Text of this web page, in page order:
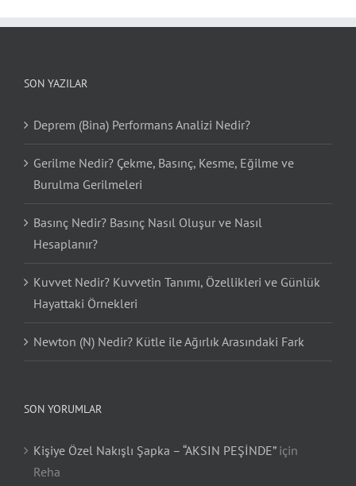
SON YAZILAR
Deprem (Bina) Performans Analizi Nedir?
Gerilme Nedir? Çekme, Basınç, Kesme, Eğilme ve
Burulma Gerilmeleri
Basınç Nedir? Basınç Nasıl Oluşur ve Nasıl
Hesaplanır?
Kuvvet Nedir? Kuvvetin Tanımı, Özellikleri ve Günlük
Hayattaki Örnekleri
Newton (N) Nedir? Kütle ile Ağırlık Arasındaki Fark
SON YORUMLAR
Kişiye Özel Nakışlı Şapka – “AKSIN PEŞİNDE”için
Reha